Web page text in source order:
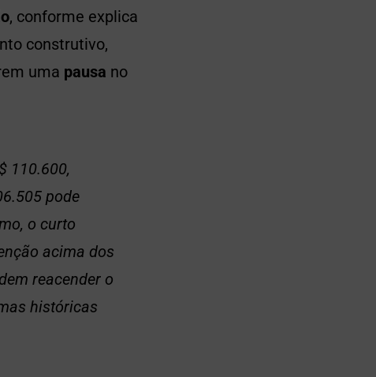
, conforme explica
construtivo,
uma pausa no
110.600,
pode
o curto
acima dos
reacender o
históricas